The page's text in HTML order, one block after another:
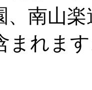
、南山
まれま